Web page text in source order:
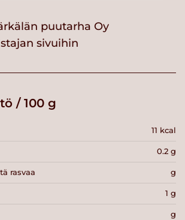
puutarha Oy
sivuihin
/ 100 g
11 kcal
0.2 g
rasvaa g
1 g
g